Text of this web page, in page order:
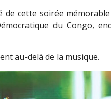
de cette soirée
du Congo,
au-delà de la musique.